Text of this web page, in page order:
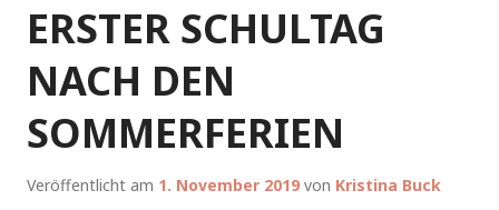
ERSTER SCHULTAG
NACH DEN
SOMMERFERIEN
Veröffentlicht am 1. November 2019 von Kristina Buck